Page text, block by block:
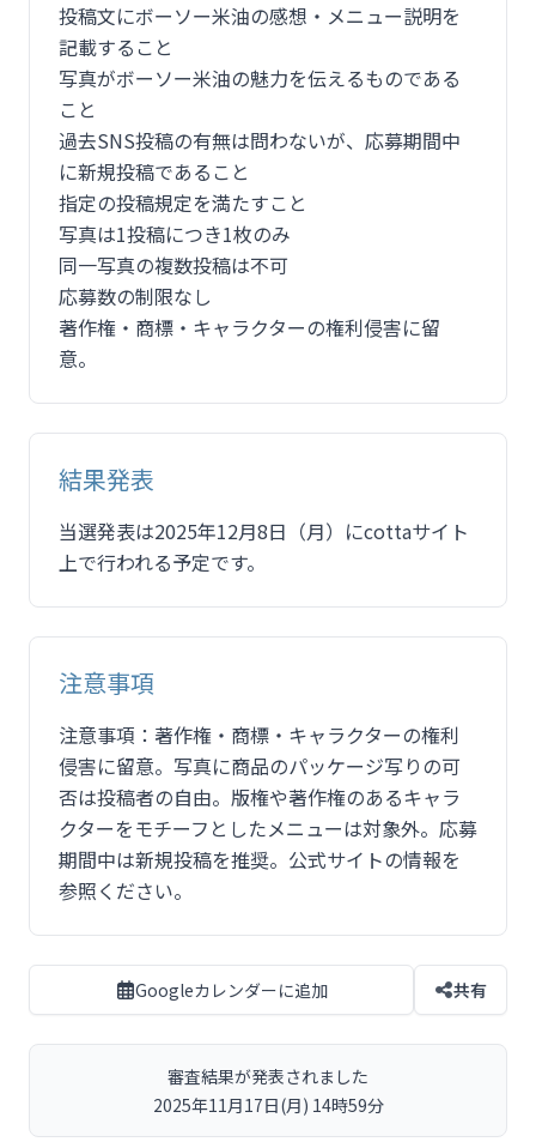
投稿文にボーソー米油の感想・メニュー説明を
記載すること
写真がボーソー米油の魅力を伝えるものである
こと
過去SNS投稿の有無は問わないが、応募期間中
に新規投稿であること
指定の投稿規定を満たすこと
写真は1投稿につき1枚のみ
同一写真の複数投稿は不可
応募数の制限なし
著作権・商標・キャラクターの権利侵害に留
意。
結果発表
当選発表は2025年12月8日（月）にcottaサイト
上で行われる予定です。
注意事項
注意事項：著作権・商標・キャラクターの権利
侵害に留意。写真に商品のパッケージ写りの可
否は投稿者の自由。版権や著作権のあるキャラ
クターをモチーフとしたメニューは対象外。応募
期間中は新規投稿を推奨。公式サイトの情報を
参照ください。
Googleカレンダーに追加 共有
審査結果が発表されました
2025年11月17日(月) 14時59分